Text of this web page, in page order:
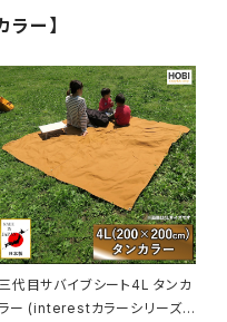
ドアレジャー マット 軍幕 黒
ー】
代目サバイブシート4L タンカ
ラー (interestカラーシリーズ)